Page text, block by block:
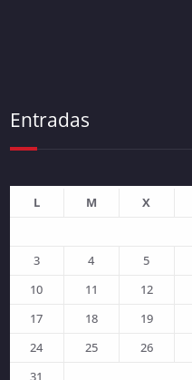
Entradas
L M X
3
4 5
10
11 12
17
18 19
24
25 26
31